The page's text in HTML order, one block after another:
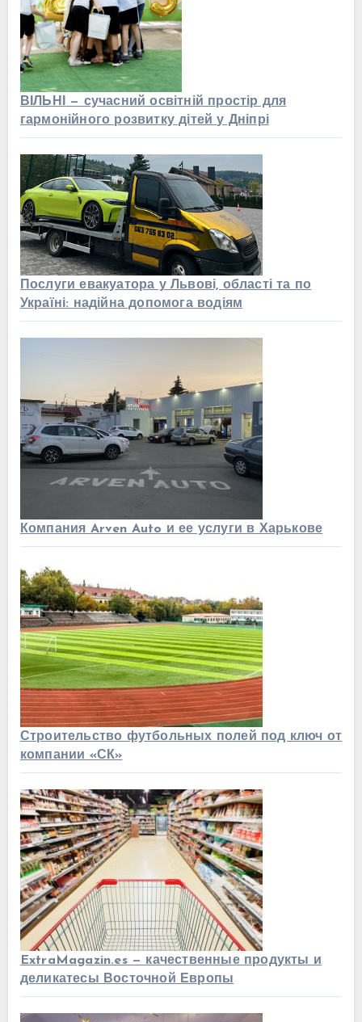
ВІЛЬНІ — сучасний освітній простір для
гармонійного розвитку дітей у Дніпрі
Послуги евакуатора у Львові, області та по
Україні: надійна допомога водіям
Компания Arven Auto и ее услуги в Харькове
Строительство футбольных полей под ключ от
компании «СК»
ExtraMagazin.es — качественные продукты и
деликатесы Восточной Европы